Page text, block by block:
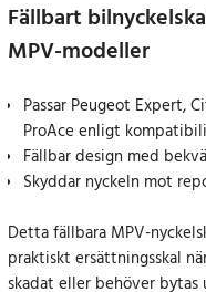
Fällbart
MPV-modeller
Passar Peugeot Expert,
ProAce enligt
Fällbar design med
Skyddar nyckeln mot
Detta fällbara MPV-
praktiskt ersättningsskal
skadat eller behöver